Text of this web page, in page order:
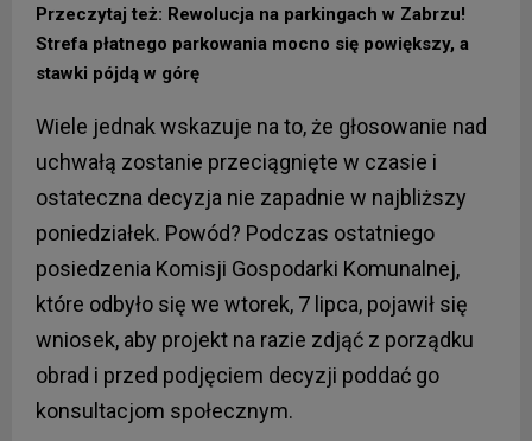
Przeczytaj też: Rewolucja na parkingach w Zabrzu!
Strefa płatnego parkowania mocno się powiększy, a
stawki pójdą w górę
Wiele jednak wskazuje na to, że głosowanie nad
uchwałą zostanie przeciągnięte w czasie i
ostateczna decyzja nie zapadnie w najbliższy
poniedziałek. Powód? Podczas ostatniego
posiedzenia Komisji Gospodarki Komunalnej,
które odbyło się we wtorek, 7 lipca, pojawił się
wniosek, aby projekt na razie zdjąć z porządku
obrad i przed podjęciem decyzji poddać go
konsultacjom społecznym.